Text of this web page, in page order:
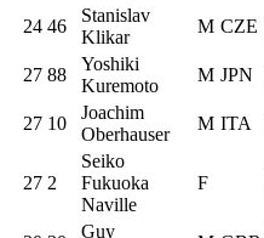
24 46
Stanislav
Klikar
M CZE
27 88
Yoshiki
Kuremoto
M JPN
27 10
Joachim
Oberhauser
M ITA
27 2
Seiko
Fukuoka
Naville
F
Guy